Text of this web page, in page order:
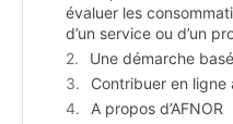
évaluer les
d’un service ou d’un
Une démarche
Contribuer en ligne
A propos d’AFNOR